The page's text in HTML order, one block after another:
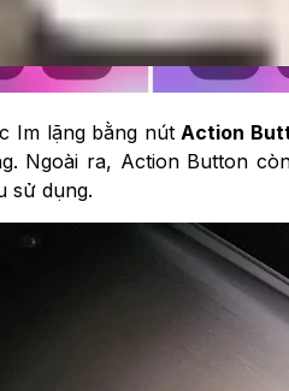
Im lặng bằng nút Action
Ngoài ra, Action Button
sử dụng.